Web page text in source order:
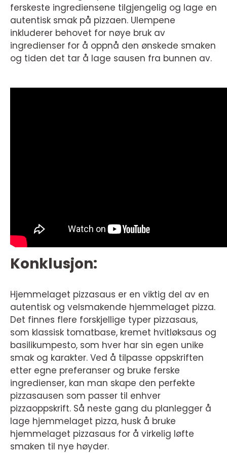
ferskeste ingrediensene tilgjengelig og lage en
autentisk smak på pizzaen. Ulempene
inkluderer behovet for nøye bruk av
ingredienser for å oppnå den ønskede smaken
og tiden det tar å lage sausen fra bunnen av.
Konklusjon:
Hjemmelaget pizzasaus er en viktig del av en
autentisk og velsmakende hjemmelaget pizza.
Det finnes flere forskjellige typer pizzasaus,
som klassisk tomatbase, kremet hvitløksaus og
basilikumpesto, som hver har sin egen unike
smak og karakter. Ved å tilpasse oppskriften
etter egne preferanser og bruke ferske
ingredienser, kan man skape den perfekte
pizzasausen som passer til enhver
pizzaoppskrift. Så neste gang du planlegger å
lage hjemmelaget pizza, husk å bruke
hjemmelaget pizzasaus for å virkelig løfte
smaken til nye høyder.